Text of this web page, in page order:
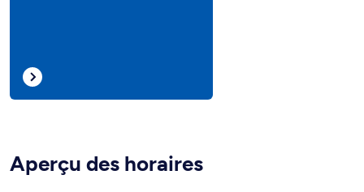
Aperçu des horaires